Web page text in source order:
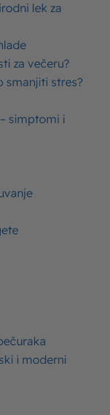
lek za
za večeru?
smanjiti stres?
simptomi i
i moderni
da se
po želji.
na laganoj
i Moja Kravica
smesom
Sve ih
izrendanim
stepeni oko